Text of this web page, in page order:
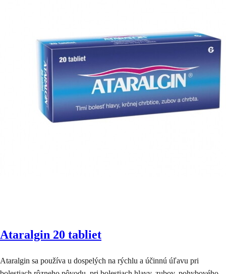
Ataralgin 20 tabliet
Ataralgin sa používa u dospelých na rýchlu a účinnú úľavu pri